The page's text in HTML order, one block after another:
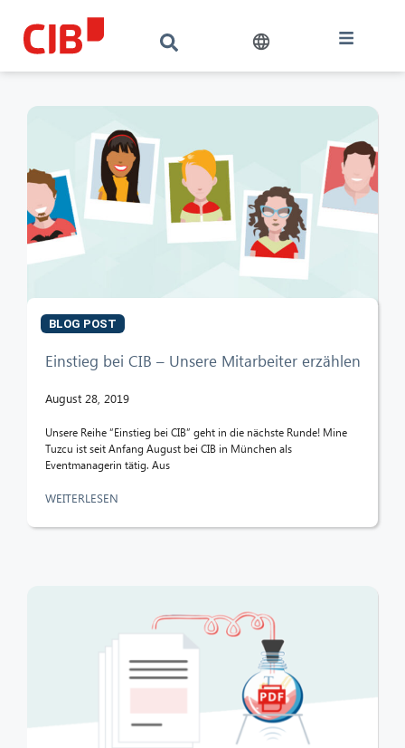
BLOG POST
Einstieg bei CIB – Unsere Mitarbeiter erzählen
August 28, 2019
Unsere Reihe “Einstieg bei CIB” geht in die nächste Runde! Mine
Tuzcu ist seit Anfang August bei CIB in München als
Eventmanagerin tätig. Aus
WEITERLESEN